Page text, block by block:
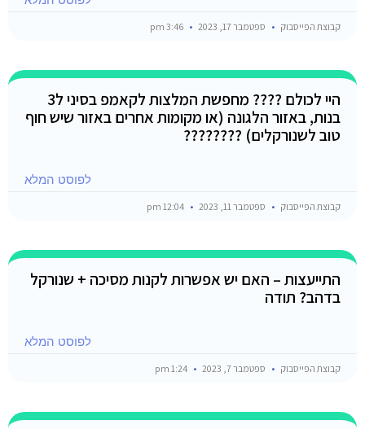
קבוצת הפייסבוק ספטמבר 17, 2023
היי לכולם ???? מחפשת המלצות לקאמפ בסיני ל3
בנות, באזור הלגונה (או מקומות אחרים באזור שיש חוף
טוב לשנורקלים) ????????
לפוסט המלא
קבוצת הפייסבוק ספטמבר 11, 2023
התייעצות – האם יש אפשרות לקנות מסיכה + שנורקל
בדהב? תודה
לפוסט המלא
קבוצת הפייסבוק ספטמבר 7, 2023